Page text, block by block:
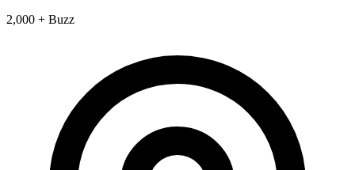
2,000 + Buzz